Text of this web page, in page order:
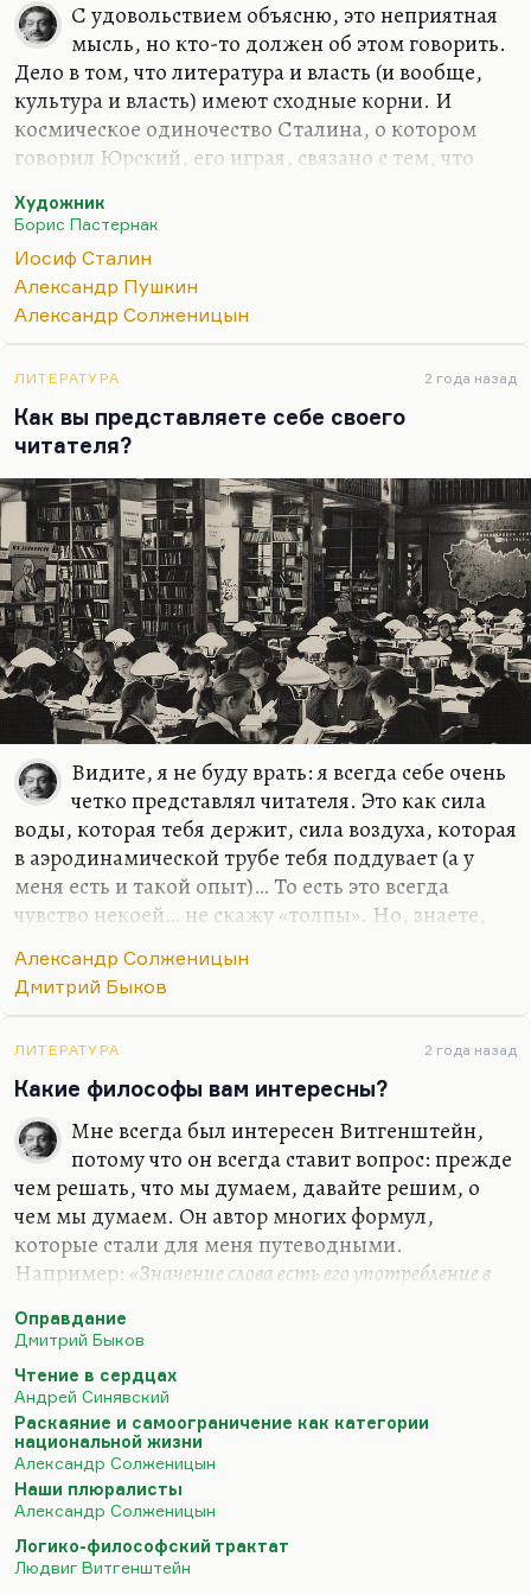
С удовольствием объясню, это неприятная
мысль, но кто-то должен об этом говорить.
Дело в том, что литература и власть (и вообще,
культура и власть) имеют сходные корни. И
космическое одиночество Сталина, о котором
говорил Юрский, его играя, связано с тем, что
Толпа одинаково враждебна и художнику, и
тирану. На этой почве иногда тиран и художник
сходятся. И у культуры, и у власти в основе лежит
иерархия. Просто, как правильно говорил Лев
Мочалов, иерархия культуры ненасильственна. В
Толпа одинаково враждебна художнику, в чью
мастерскую она не должна врываться и чьи
творения она не должна профанно оценивать, и…
Художник
Борис Пастернак
Иосиф Сталин
Александр Пушкин
Александр Солженицын
ЛИТЕРАТУРА 2 года назад
Как вы представляете себе своего
читателя?
Видите, я не буду врать: я всегда себе очень
четко представлял читателя. Это как сила
воды, которая тебя держит, сила воздуха, которая
в аэродинамической трубе тебя поддувает (а у
меня есть и такой опыт)… То есть это всегда
чувство некоей… не скажу «толпы». Но, знаете,
поэтому у него такой плоский спот. Поднимает
меня какая-то тяга воздушная. И я примерно
вода не дает утонуть, как лед, – вижу человеком
моего склада, безусловно, обостренно
реагирующего на какие-то приметы, совпадения,
музыкальные рефрены жизни. Это человек,
чуткий к рефренам. И это, конечно, одиночка.
Человек с некоторыми чертами,…
Александр Солженицын
Дмитрий Быков
ЛИТЕРАТУРА 2 года назад
Какие философы вам интересны?
Мне всегда был интересен Витгенштейн,
потому что он всегда ставит вопрос: прежде
чем решать, что мы думаем, давайте решим, о
чем мы думаем. Он автор многих формул,
которые стали для меня путеводными.
Например: «Значение слова есть его употребление в
важного самого в привычку уходят, ветшают, как
платья»
Витгенштейн их пытается отмыть, по-
самойловски:«Их протирают, как стекло, и в этом
наше ремесло».
Мне из философов ХХ столетия был интересен
Кожев (он же Кожевников). Интересен главным
образом потому, что он первым поставил вопрос,
а не была ли вся репрессивная система…
Оправдание
Дмитрий Быков
Чтение в сердцах
Андрей Синявский
Раскаяние и самоограничение как категории
национальной жизни
Александр Солженицын
Наши плюралисты
Александр Солженицын
Логико-философский трактат
Людвиг Витгенштейн